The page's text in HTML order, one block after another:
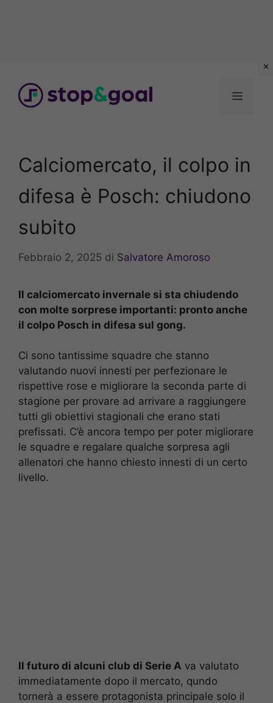
contenuto
Menu
Calciomercato, il colpo in
difesa è Posch: chiudono
subito
Febbraio 2, 2025 di Salvatore Amoroso
Il calciomercato invernale si sta chiudendo
con molte sorprese importanti: pronto anche
il colpo Posch in difesa sul gong.
Ci sono tantissime squadre che stanno
valutando nuovi innesti per perfezionare le
rispettive rose e migliorare la seconda parte di
stagione per provare ad arrivare a raggiungere
tutti gli obiettivi stagionali che erano stati
prefissati. C’è ancora tempo per poter migliorare
le squadre e regalare qualche sorpresa agli
allenatori che hanno chiesto innesti di un certo
livello.
Il futuro di alcuni club di Serie A va valutato
immediatamente dopo il mercato, qundo
tornerà a essere protagonista principale solo il